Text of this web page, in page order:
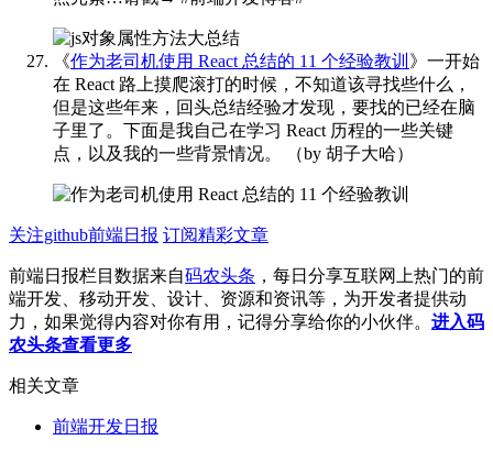
《作为老司机使用 React 总结的 11 个经验教训 》一开始
在 React 路上摸爬滚打的时候，不知道该寻找些什么，
但是这些年来，回头总结经验才发现，要找的已经在脑
子里了。下面是我自己在学习 React 历程的一些关键
点，以及我的一些背景情况。
（by 胡子大哈） ​​​
关注github前端日报 订阅精彩文章
前端日报栏目数据来自码农头条 ，每日分享互联网上热门的前
端开发、移动开发、设计、资源和资讯等，为开发者提供动
力，如果觉得内容对你有用，记得分享给你的小伙伴。 进入码
农头条查看更多
相关文章
前端开发日报